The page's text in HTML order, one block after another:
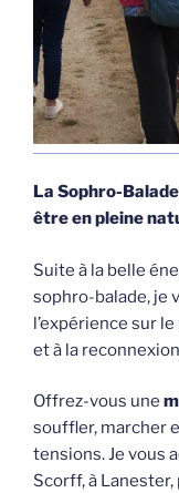
La Sophro-
être en pleine
Suite à la belle
sophro-balade, je
l’expérience sur
et à la
Offrez-vous une
souffler, marcher
tensions. Je vous
Scorff, à